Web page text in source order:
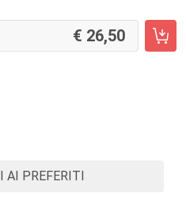
26,50
AI PREFERITI